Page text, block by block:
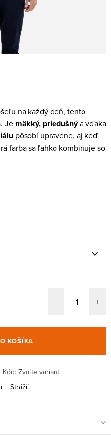
na každý deň, tento
Je mäkký, priedušnýa vďaka
pôsobí upravene, aj keď
farba sa ľahko kombinuje so
KOŠÍKA
Kód: Zvoľte variant
Strážiť